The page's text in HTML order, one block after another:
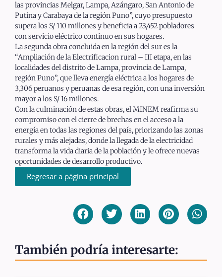
las provincias Melgar, Lampa, Azángaro, San Antonio de
Putina y Carabaya de la región Puno”, cuyo presupuesto
supera los S/ 110 millones y beneficia a 23,452 pobladores
con servicio eléctrico continuo en sus hogares.
La segunda obra concluida en la región del sur es la
“Ampliación de la Electrificacion rural – III etapa, en las
localidades del distrito de Lampa, provincia de Lampa,
región Puno”, que lleva energía eléctrica a los hogares de
3,306 peruanos y peruanas de esa región, con una inversión
mayor a los S/ 16 millones.
Con la culminación de estas obras, el MINEM reafirma su
compromiso con el cierre de brechas en el acceso a la
energía en todas las regiones del país, priorizando las zonas
rurales y más alejadas, donde la llegada de la electricidad
transforma la vida diaria de la población y le ofrece nuevas
oportunidades de desarrollo productivo.
Regresar a página principal
También podría interesarte: